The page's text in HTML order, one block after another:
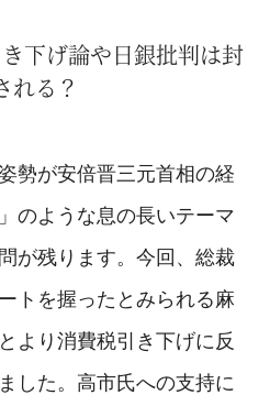
下げ論や日銀批判は封
れる？
勢が安倍晋三元首相の経
のような息の長いテーマ
が残ります。今回、総裁
トを握ったとみられる麻
より消費税引き下げに反
した。高市氏への支持に